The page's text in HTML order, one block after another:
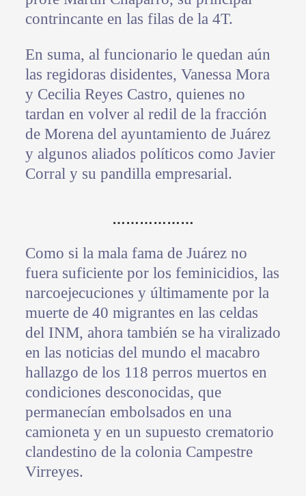
contrincante en las filas de la 4T.
En suma, al funcionario le quedan aún
las regidoras disidentes, Vanessa Mora
y Cecilia Reyes Castro, quienes no
tardan en volver al redil de la fracción
de Morena del ayuntamiento de Juárez
y algunos aliados políticos como Javier
Corral y su pandilla empresarial.
………………
Como si la mala fama de Juárez no
fuera suficiente por los feminicidios, las
narcoejecuciones y últimamente por la
muerte de 40 migrantes en las celdas
del INM, ahora también se ha viralizado
en las noticias del mundo el macabro
hallazgo de los 118 perros muertos en
condiciones desconocidas, que
permanecían embolsados en una
camioneta y en un supuesto crematorio
clandestino de la colonia Campestre
Virreyes.